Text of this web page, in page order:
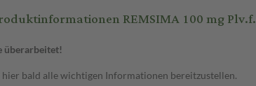
REMSIMA 100 mg
überarbeitet!
bald alle wichtigen Informationen bereitzustellen.